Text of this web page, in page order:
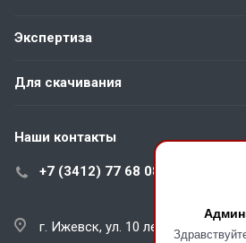
Экспертиза
Для скачивания
Наши контакты
+7 (3412) 77 68 08
г. Ижевск, ул. 10 лет Октября, д.